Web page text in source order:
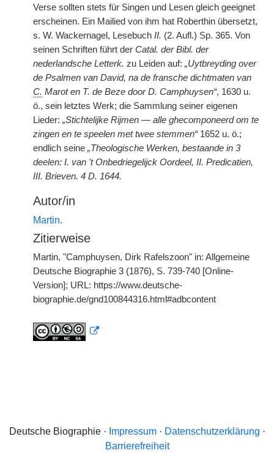
Verse sollten stets für Singen und Lesen gleich geeignet
erscheinen. Ein Mailied von ihm hat Roberthin übersetzt,
s. W. Wackernagel, Lesebuch II. (2. Aufl.) Sp. 365. Von
seinen Schriften führt der Catal. der Bibl. der
nederlandsche Letterk. zu Leiden auf: „Uytbreyding over
de Psalmen van David, na de fransche dichtmaten van
C. Marot en T. de Beze door D. Camphuysen“, 1630 u.
ö., sein letztes Werk; die Sammlung seiner eigenen
Lieder: „Stichtelijke Rijmen — alle ghecomponeerd om te
zingen en te speelen met twee stemmen“1652 u. ö.;
endlich seine „Theologische Werken, bestaande in 3
deelen: I. van 't Onbedriegelijck Oordeel, II. Predicatien,
III. Brieven. 4 D. 1644.
Autor/in
Martin.
Zitierweise
Martin, "Camphuysen, Dirk Rafelszoon" in: Allgemeine
Deutsche Biographie 3 (1876), S. 739-740 [Online-
Version]; URL: https://www.deutsche-
biographie.de/gnd100844316.html#adbcontent
Deutsche Biographie · Impressum· Datenschutzerklärung ·
Barrierefreiheit